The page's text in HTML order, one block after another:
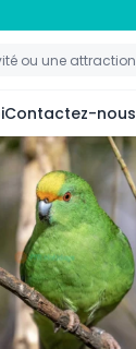
Contactez-nous